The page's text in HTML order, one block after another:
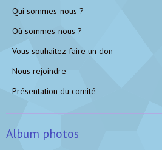
Qui sommes-nous ?
Où sommes-nous ?
Vous souhaitez faire un don
Nous rejoindre
Présentation du comité
Album photos